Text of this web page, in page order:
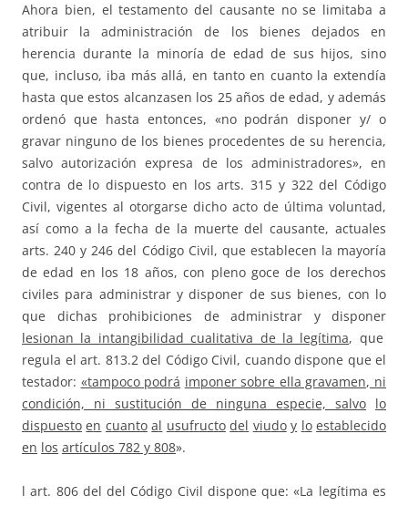
Ahora bien, el testamento del causante no se limitaba a
atribuir la administración de los bienes dejados en
herencia durante la minoría de edad de sus hijos, sino
que, incluso, iba más allá, en tanto en cuanto la extendía
hasta que estos alcanzasen los 25 años de edad, y además
ordenó que hasta entonces, «no podrán disponer y/ o
gravar ninguno de los bienes procedentes de su herencia,
salvo autorización expresa de los administradores», en
contra de lo dispuesto en los arts. 315 y 322 del Código
Civil, vigentes al otorgarse dicho acto de última voluntad,
así como a la fecha de la muerte del causante, actuales
arts. 240 y 246 del Código Civil, que establecen la mayoría
de edad en los 18 años, con pleno goce de los derechos
civiles para administrar y disponer de sus bienes, con lo
que dichas prohibiciones de administrar y disponer
lesionan la intangibilidad cualitativa de la legítima, que
regula el art. 813.2 del Código Civil, cuando dispone que el
testador: «tampoco podrá imponer sobre ella gravamen, ni
condición, ni sustitución de ninguna especie, salvo lo
dispuesto en cuanto al usufructo del viudo y lo establecido
en los artículos 782 y 808».
l art. 806 del del Código Civil dispone que: «La legítima es